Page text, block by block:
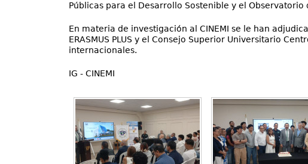
Públicas para el Desarrollo Sostenible y el Observatorio
En materia de investigación al CINEMI se le han
ERASMUS PLUS y el Consejo Superior Universitario
internacionales.
IG - CINEMI